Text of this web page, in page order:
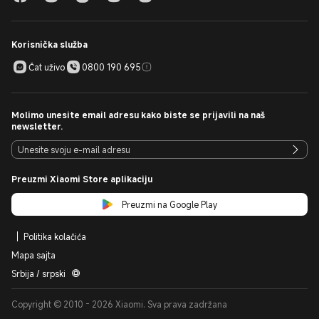
Korisnička služba
Čat uživo
0800 190 695
Molimo unesite email adresu kako biste se prijavili na naš
newsletter.
Preuzmi Xiaomi Store aplikaciju
Preuzmi na Google Play
Politika kolačića
Mapa sajta
Srbija / srpski
Copyright © 2010 - 2026 Xiaomi. Sva prava zadržana